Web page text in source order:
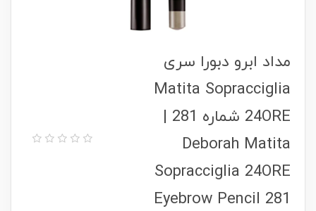
مداد ابرو دبورا سری
Matita Sopracciglia
24ORE شماره 281 |
Deborah Matita
Sopracciglia 24ORE
Eyebrow Pencil 281